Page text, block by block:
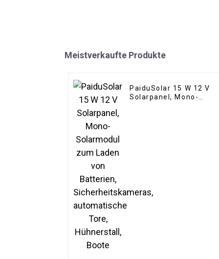
Meistverkaufte Produkte
PaiduSolar 15 W 12 V
Solarpanel, Mono-